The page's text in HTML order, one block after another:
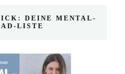
DEINE MENTAL-
LISTE